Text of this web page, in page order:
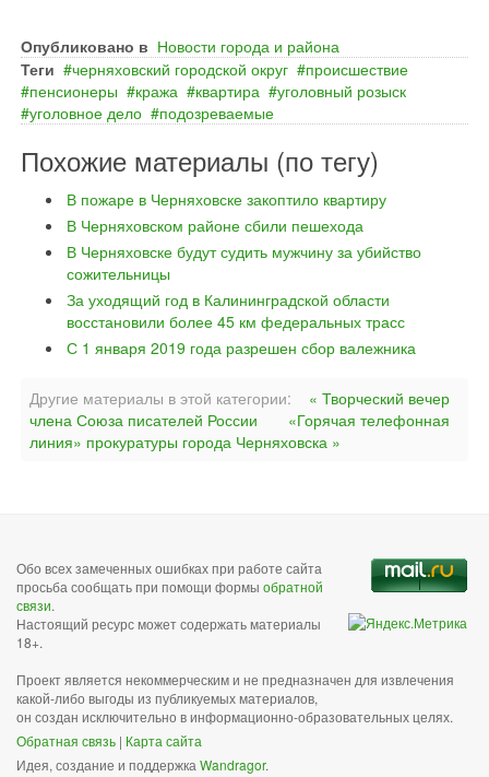
Опубликовано в Новости города и района
Теги
черняховский городской округ
происшествие
пенсионеры
кража квартира
уголовный розыск
уголовное дело
подозреваемые
Похожие материалы (по тегу)
В пожаре в Черняховске закоптило квартиру
В Черняховском районе сбили пешехода
В Черняховске будут судить мужчину за убийство
сожительницы
За уходящий год в Калининградской области
восстановили более 45 км федеральных трасс
С 1 января 2019 года разрешен сбор валежника
Другие материалы в этой категории:
« Творческий вечер
члена Союза писателей России
«Горячая телефонная
линия» прокуратуры города Черняховска »
Обо всех замеченных ошибках при работе сайта
просьба сообщать при помощи формы обратной
связи.
Настоящий ресурс может содержать материалы
18+.
Проект является некоммерческим и не предназначен для извлечения
какой-либо выгоды из публикуемых материалов,
он создан исключительно в информационно-образовательных целях.
Обратная связь | Карта сайта
Идея, создание и поддержка Wandragor.